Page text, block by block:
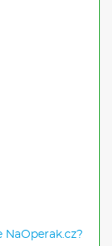
NaOperak.cz?